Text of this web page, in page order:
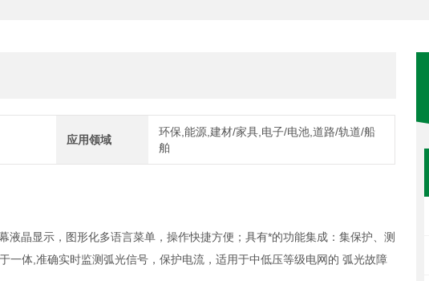
应用领域
环保,能源,建材/家具,电子/电池,道路/轨道/船
舶
液晶显示，图形化多语言菜单，操作快捷方便；具有*的功能集成：集保护、测
一体,准确实时监测弧光信号，保护电流，适用于中低压等级电网的 弧光故障